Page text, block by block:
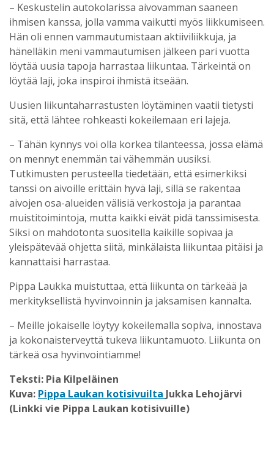
– Keskustelin autokolarissa aivovamman saaneen
ihmisen kanssa, jolla vamma vaikutti myös liikkumiseen.
Hän oli ennen vammautumistaan aktiiviliikkuja, ja
hänelläkin meni vammautumisen jälkeen pari vuotta
löytää uusia tapoja harrastaa liikuntaa. Tärkeintä on
löytää laji, joka inspiroi ihmistä itseään.
Uusien liikuntaharrastusten löytäminen vaatii tietysti
sitä, että lähtee rohkeasti kokeilemaan eri lajeja.
– Tähän kynnys voi olla korkea tilanteessa, jossa elämä
on mennyt enemmän tai vähemmän uusiksi.
Tutkimusten perusteella tiedetään, että esimerkiksi
tanssi on aivoille erittäin hyvä laji, sillä se rakentaa
aivojen osa-alueiden välisiä verkostoja ja parantaa
muistitoimintoja, mutta kaikki eivät pidä tanssimisesta.
Siksi on mahdotonta suositella kaikille sopivaa ja
yleispätevää ohjetta siitä, minkälaista liikuntaa pitäisi ja
kannattaisi harrastaa.
Pippa Laukka muistuttaa, että liikunta on tärkeää ja
merkityksellistä hyvinvoinnin ja jaksamisen kannalta.
– Meille jokaiselle löytyy kokeilemalla sopiva, innostava
ja kokonaisterveyttä tukeva liikuntamuoto. Liikunta on
tärkeä osa hyvinvointiamme!
Teksti: Pia Kilpeläinen
Kuva: Pippa Laukan kotisivuilta Jukka Lehojärvi
(Linkki vie Pippa Laukan kotisivuille)